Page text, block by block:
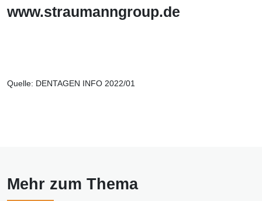
www.straumanngroup.de
Quelle: DENTAGEN INFO 2022/01
Mehr zum Thema